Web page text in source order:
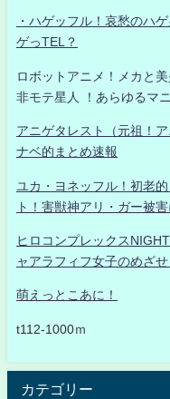
・ハゲッフル！哀愁のハ
ゲっTEL？
ロボットアニメ！メカと
非モテ星人 ！あらゆるマ
アニゲタレスト（元祖！
ナベ的まとめ速報
ユカ・ヨネッフル！初老
ト！害獣神アリ・ガー被
ヒロコンプレックス
ャアラフィフ女子のめざ
萌えっとこあに！
t112-1000ｍ
カテゴリー